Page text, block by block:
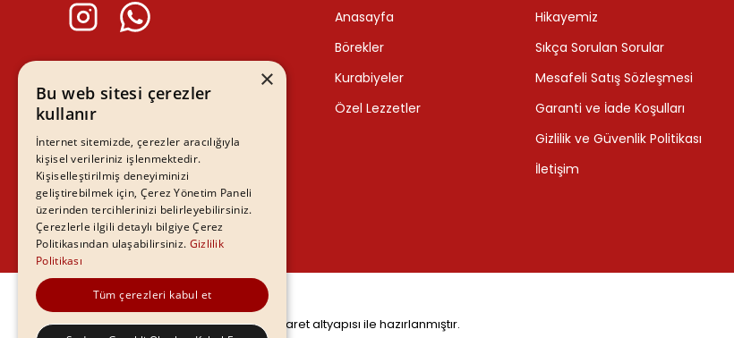
Anasayfa
Börekler
Kurabiyeler
Özel Lezzetler
Hikayemiz
Sıkça Sorulan Sorular
Mesafeli Satış Sözleşmesi
Garanti ve İade Koşulları
Gizlilik ve Güvenlik Politikası
İletişim
©2026Tüm hakları saklıdır - ikas E-Ticaret altyapısı ile hazırlanmıştır.
×
Bu web sitesi çerezler
kullanır
İnternet sitemizde, çerezler aracılığıyla
kişisel verileriniz işlenmektedir.
Kişiselleştirilmiş deneyiminizi
geliştirebilmek için, Çerez Yönetim Paneli
üzerinden tercihlerinizi belirleyebilirsiniz.
Çerezlerle ilgili detaylı bilgiye Çerez
Politikasından ulaşabilirsiniz. Gizlilik
Politikası
Tüm çerezleri kabul et